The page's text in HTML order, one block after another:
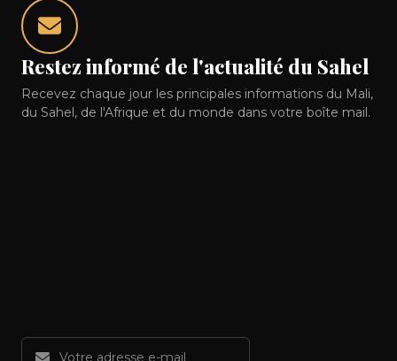
Restez informé de l'actualité du Sahel
Recevez chaque jour les principales informations du Mali,
du Sahel, de l'Afrique et du monde dans votre boîte mail.